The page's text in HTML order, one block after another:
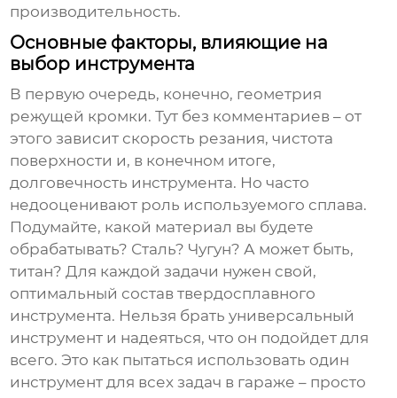
производительность.
Основные факторы, влияющие на
выбор инструмента
В первую очередь, конечно, геометрия
режущей кромки. Тут без комментариев – от
этого зависит скорость резания, чистота
поверхности и, в конечном итоге,
долговечность инструмента. Но часто
недооценивают роль используемого сплава.
Подумайте, какой материал вы будете
обрабатывать? Сталь? Чугун? А может быть,
титан? Для каждой задачи нужен свой,
оптимальный составтвердосплавного
инструмента. Нельзя брать универсальный
инструмент и надеяться, что он подойдет для
всего. Это как пытаться использовать один
инструмент для всех задач в гараже – просто